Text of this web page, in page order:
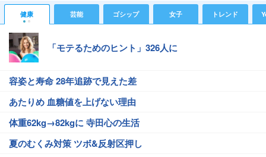
健康 芸能 ゴシップ 女子 トレンド
「モテるためのヒント」326人に
容姿と寿命 28年追跡で見えた差
あたりめ 血糖値を上げない理由
体重62kg→82kgに 寺田心の生活
夏のむくみ対策 ツボ&反射区押し